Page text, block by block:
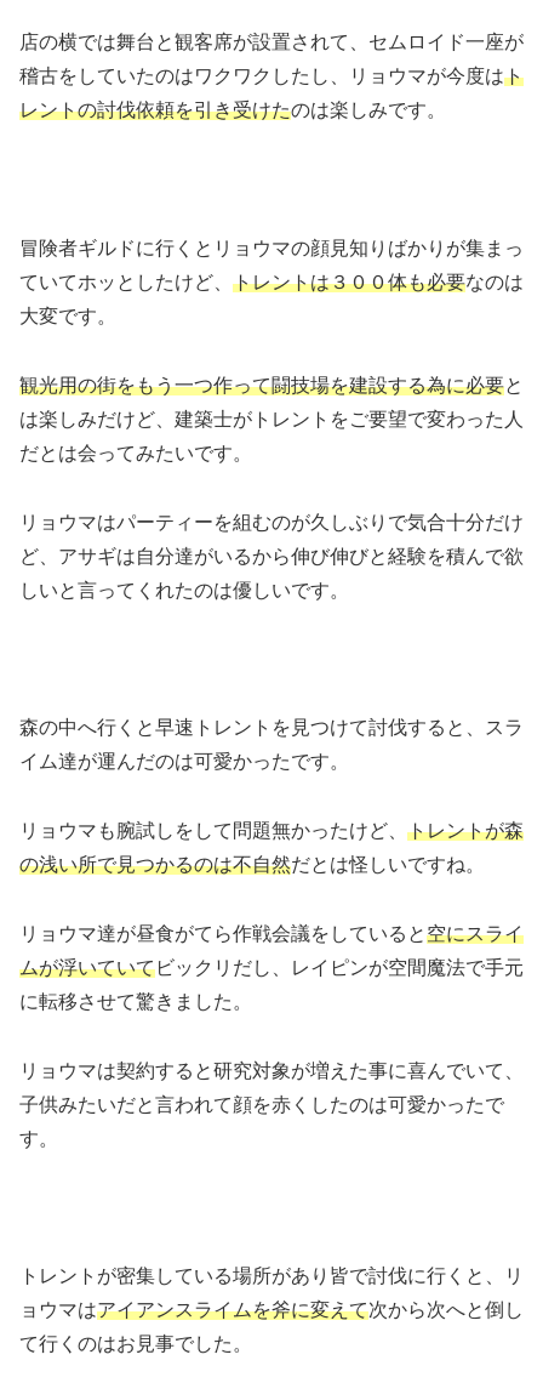
店の横では舞台と観客席が設置されて、セムロイド一座が
稽古をしていたのはワクワクしたし、リョウマが今度はト
レントの討伐依頼を引き受けたのは楽しみです。
冒険者ギルドに行くとリョウマの顔見知りばかりが集まっ
ていてホッとしたけど、 トレントは３００体も必要なのは
大変です。
観光用の街をもう一つ作って闘技場を建設する為に必要と
は楽しみだけど、建築士がトレントをご要望で変わった人
だとは会ってみたいです。
リョウマはパーティーを組むのが久しぶりで気合十分だけ
ど、アサギは自分達がいるから伸び伸びと経験を積んで欲
しいと言ってくれたのは優しいです。
森の中へ行くと早速トレントを見つけて討伐すると、スラ
イム達が運んだのは可愛かったです。
リョウマも腕試しをして問題無かったけど、 トレントが森
の浅い所で見つかるのは不自然だとは怪しいですね。
リョウマ達が昼食がてら作戦会議をしていると空にスライ
ムが浮いていてビックリだし、レイピンが空間魔法で手元
に転移させて驚きました。
リョウマは契約すると研究対象が増えた事に喜んでいて、
子供みたいだと言われて顔を赤くしたのは可愛かったで
す。
トレントが密集している場所があり皆で討伐に行くと、リ
ョウマはアイアンスライムを斧に変えて次から次へと倒し
て行くのはお見事でした。